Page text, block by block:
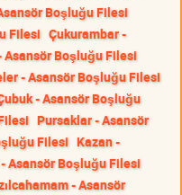
Boşluğu Filesi
Filesi Çukurambar -
Asansör Boşluğu Filesi
- Asansör Boşluğu Filesi
- Asansör Boşluğu
Pursaklar - Asansör
Filesi Kazan -
Asansör Boşluğu Filesi
- Asansör